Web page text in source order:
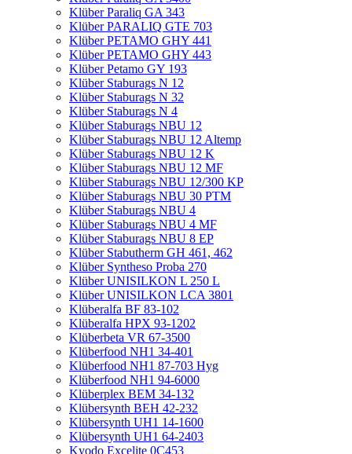
Klüber Paraliq GA 343
Klüber PARALIQ GTE 703
Klüber PETAMO GHY 441
Klüber PETAMO GHY 443
Klüber Petamo GY 193
Klüber Staburags N 12
Klüber Staburags N 32
Klüber Staburags N 4
Klüber Staburags NBU 12
Klüber Staburags NBU 12 Altemp
Klüber Staburags NBU 12 K
Klüber Staburags NBU 12 MF
Klüber Staburags NBU 12/300 KP
Klüber Staburags NBU 30 PTM
Klüber Staburags NBU 4
Klüber Staburags NBU 4 MF
Klüber Staburags NBU 8 EP
Klüber Stabutherm GH 461, 462
Klüber Syntheso Proba 270
Klüber UNISILKON L 250 L
Klüber UNISILKON LCA 3801
Klüberalfa BF 83-102
Klüberalfa HPX 93-1202
Klüberbeta VR 67-3500
Klüberfood NH1 34-401
Klüberfood NH1 87-703 Hyg
Klüberfood NH1 94-6000
Klüberplex BEM 34-132
Klübersynth BEH 42-232
Klübersynth UH1 14-1600
Klübersynth UH1 64-2403
Kyodo Excelite 0C453